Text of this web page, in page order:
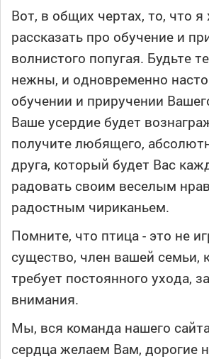
Вот, в общих чертах, то, что я
рассказать про обучение и
волнистого попугая. Будьте
нежны, и одновременно
обучении и приручении
Ваше усердие будет
получите любящего,
друга, который будет Вас
радовать своим веселым
радостным чириканьем.
Помните, что птица - это не
существо, член вашей семьи,
требует постоянного ухода,
внимания.
Мы, вся команда нашего
сердца желаем Вам, дорогие